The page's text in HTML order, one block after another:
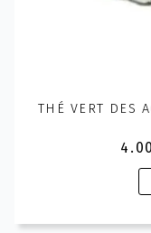
THÉ VERT DES
4.00